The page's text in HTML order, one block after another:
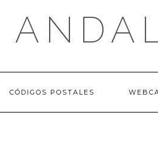
CÓDIGOS POSTALES